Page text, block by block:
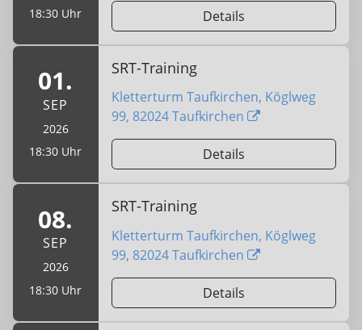
18:30 Uhr
Details
01.
SEP
2026
18:30 Uhr
SRT-Training
Kletterturm Taufkirchen, Köglweg
99, 82024 Taufkirchen
Details
08.
SEP
2026
18:30 Uhr
SRT-Training
Kletterturm Taufkirchen, Köglweg
99, 82024 Taufkirchen
Details